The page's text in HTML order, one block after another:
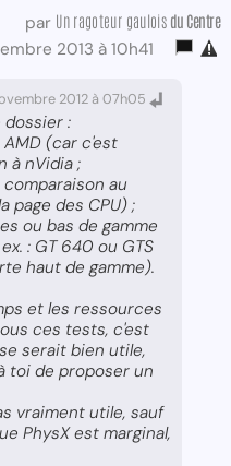
par Un ragoteur gaulois du Centre
2013 à 10h41
2012 à 07h05
dossier :
(car c'est
à nVidia ;
comparaison au
page des CPU) ;
ou bas de gamme
: GT 640 ou GTS
haut de gamme).
et les ressources
ces tests, c'est
serait bien utile,
toi de proposer un
vraiment utile, sauf
PhysX est marginal,